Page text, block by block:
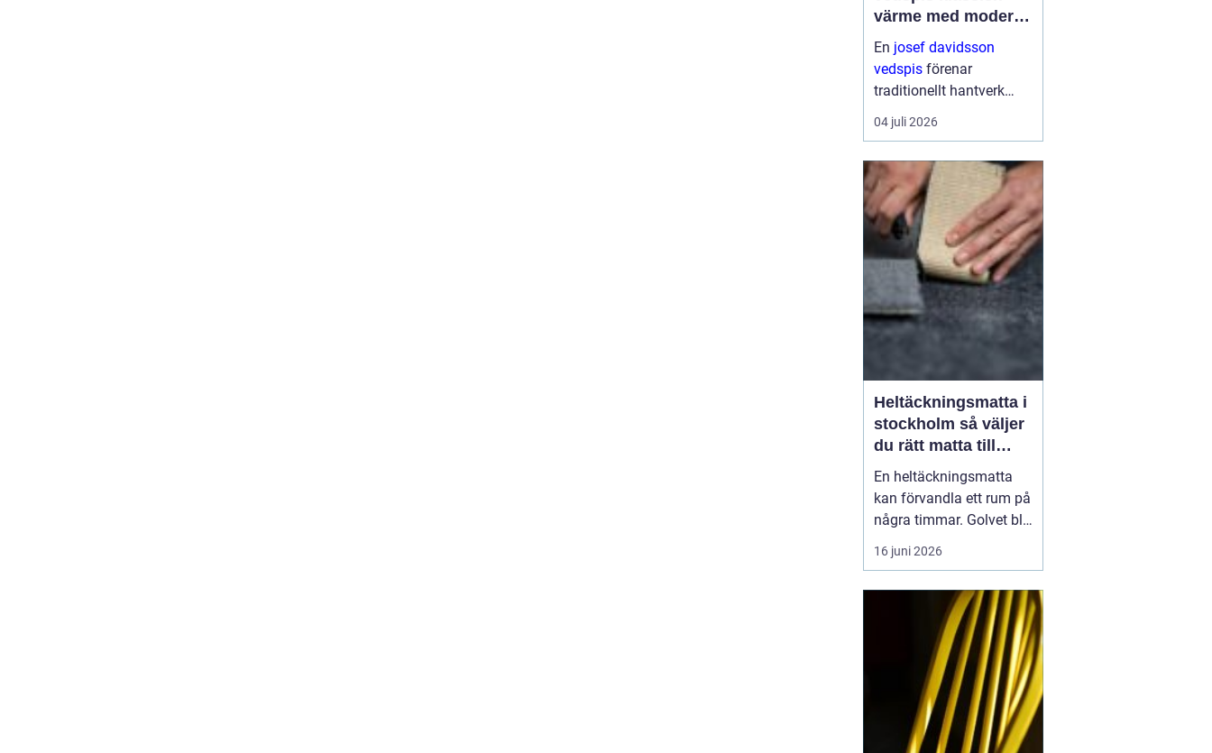
värme med modern
funktion
En josef davidsson
vedspis förenar
traditionellt hantverk
med dagens krav på
effektiv, trygg och
uppvärmning. Många
uppskattar känslan av
en levande eld i köket,...
04 juli 2026
Heltäckningsmatta i
stockholm så väljer
du rätt matta till
hem och kontor
En heltäckningsmatta
kan förvandla ett rum på
några timmar. Golvet blir
mjukare, ljudnivån
sjunker och hela miljön
Stockholm syns trenden
tydligt både i hem och
på kontor. Samtidigt har
många kvar en gammal
bild av heltäckningsma...
16 juni 2026